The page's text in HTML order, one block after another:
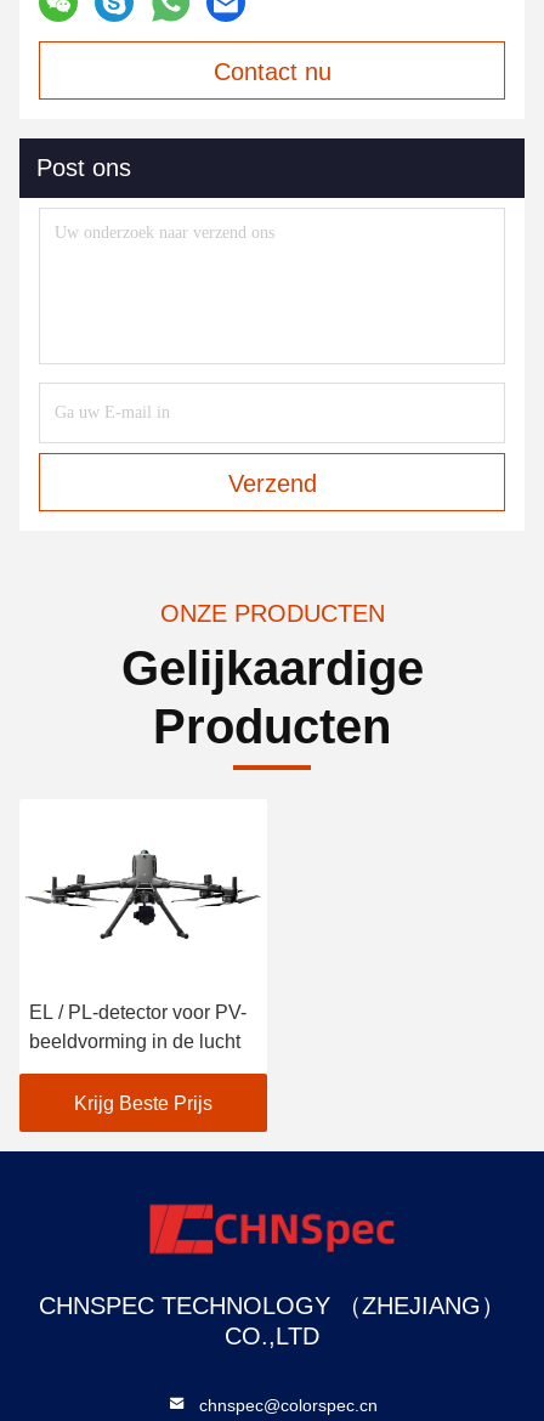
Contact nu
Post ons
Verzend
ONZE PRODUCTEN
Gelijkaardige
Producten
EL / PL-detector voor PV-
beeldvorming in de lucht
Krijg Beste Prijs
CHNSPEC TECHNOLOGY （ZHEJIANG）
CO.,LTD
chnspec@colorspec.cn